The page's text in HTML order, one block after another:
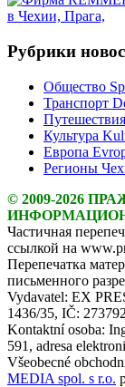
Рубрики
Общество
Транспорт
Культура
Европа
Регионы
© 2009-2026
Частичная
ссылкой на
Перепечатка
письменного
Vydavatel: EX
1436/35, IČ:
Kontaktní osoba:
591, adresa
Všeobecné
MEDIA spol. s r.o.